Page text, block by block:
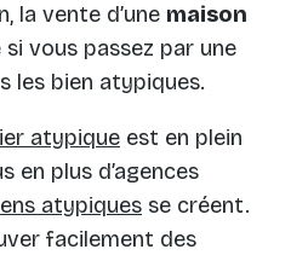
la vente d’une maison
vous passez par une
les bien atypiques.
atypique est en plein
en plus d’agences
atypiques se créent.
facilement des